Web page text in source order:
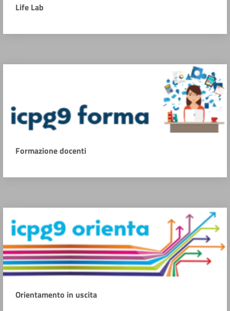
Life Lab
Formazione docenti
Orientamento in uscita